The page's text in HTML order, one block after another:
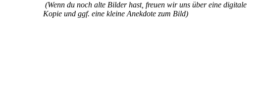
(Wenn du noch alte Bilder hast, freuen wir uns über eine digitale
Kopie und ggf. eine kleine Anekdote zum Bild)